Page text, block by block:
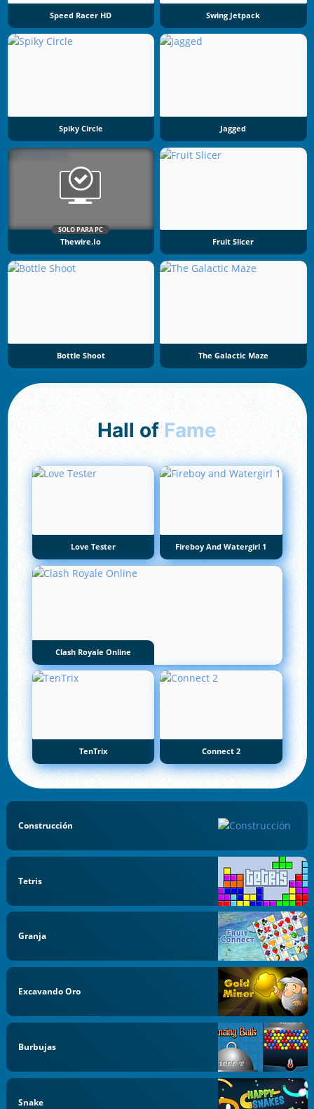
Speed Racer HD Swing Jetpack
Spiky Circle Jagged
SOLO PARA PC
Thewire.io Fruit Slicer
Bottle Shoot The Galactic Maze
Hall of Fame
Love Tester Fireboy And Watergirl 1
Clash Royale Online
TenTrix Connect 2
Construcción
Tetris
Granja
Excavando Oro
Burbujas
Snake